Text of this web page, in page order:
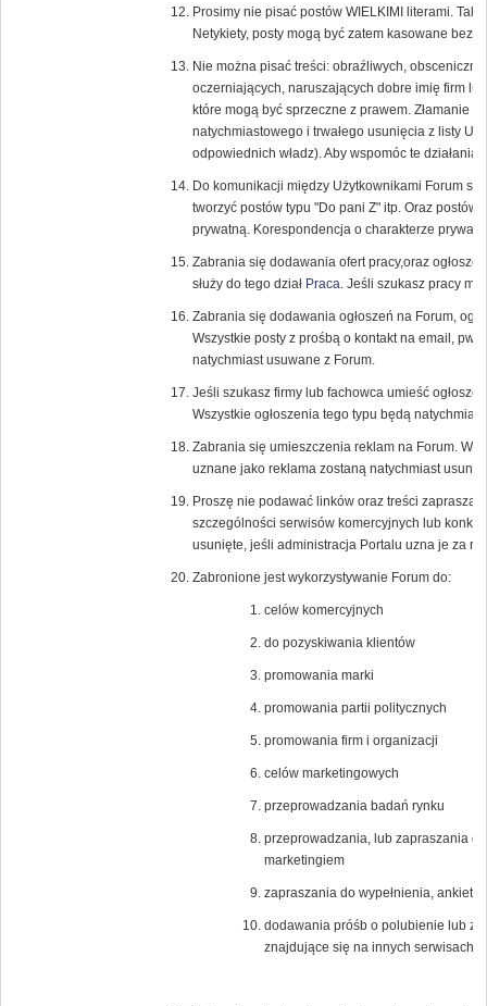
Prosimy nie pisać postów WIELKIMI literami.
Netykiety, posty mogą być zatem kasowane bez
Nie można pisać treści: obraźliwych,
oczerniających, naruszających dobre imię firm
które mogą być sprzeczne z prawem. Złamanie
natychmiastowego i trwałego usunięcia z listy
odpowiednich władz). Aby wspomóc te
Do komunikacji między Użytkownikami Forum
tworzyć postów typu "Do pani Z" itp. Oraz postów
prywatną. Korespondencja o charakterze
Zabrania się dodawania ofert pracy,oraz
służy do tego dział Praca. Jeśli szukasz pracy
Zabrania się dodawania ogłoszeń na Forum,
Wszystkie posty z prośbą o kontakt na email, pw,
natychmiast usuwane z Forum.
Jeśli szukasz firmy lub fachowca umieść
Wszystkie ogłoszenia tego typu będą
Zabrania się umieszczenia reklam na Forum.
uznane jako reklama zostaną natychmiast
Proszę nie podawać linków oraz treści
szczególności serwisów komercyjnych lub
usunięte, jeśli administracja Portalu uzna je za
Zabronione jest wykorzystywanie Forum do:
celów komercyjnych
do pozyskiwania klientów
promowania marki
promowania partii politycznych
promowania firm i organizacji
celów marketingowych
przeprowadzania badań rynku
przeprowadzania, lub zapraszania
marketingiem
zapraszania do wypełnienia, ankiet
dodawania próśb o polubienie lub
znajdujące się na innych serwisach